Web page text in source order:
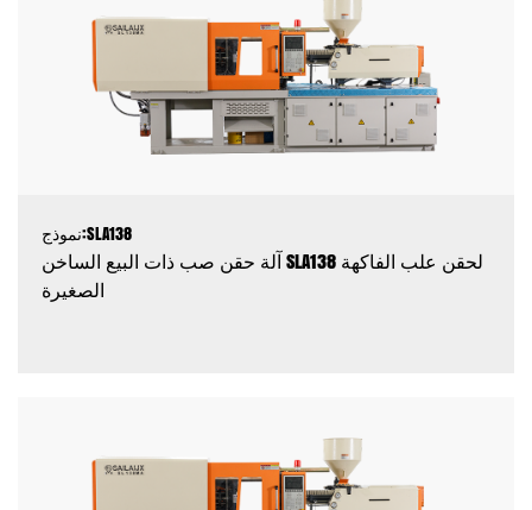
نموذج:SLA138
آلة حقن صب ذات البيع الساخن SLA138 لحقن علب الفاكهة
الصغيرة